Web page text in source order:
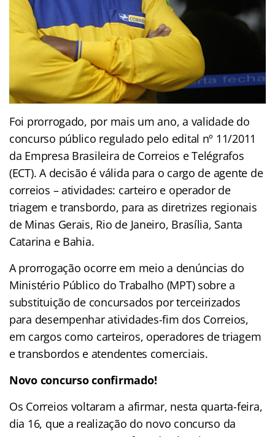
Foi prorrogado, por mais um ano, a validade do
concurso público regulado pelo edital nº 11/2011
da Empresa Brasileira de Correios e Telégrafos
(ECT). A decisão é válida para o cargo de agente de
correios – atividades: carteiro e operador de
triagem e transbordo, para as diretrizes regionais
de Minas Gerais, Rio de Janeiro, Brasília, Santa
Catarina e Bahia.
A prorrogação ocorre em meio a denúncias do
Ministério Público do Trabalho (MPT) sobre a
substituição de concursados por terceirizados
para desempenhar atividades-fim dos Correios,
em cargos como carteiros, operadores de triagem
e transbordos e atendentes comerciais.
Novo concurso confirmado!
Os Correios voltaram a afirmar, nesta quarta-feira,
dia 16, que a realização do novo concurso da